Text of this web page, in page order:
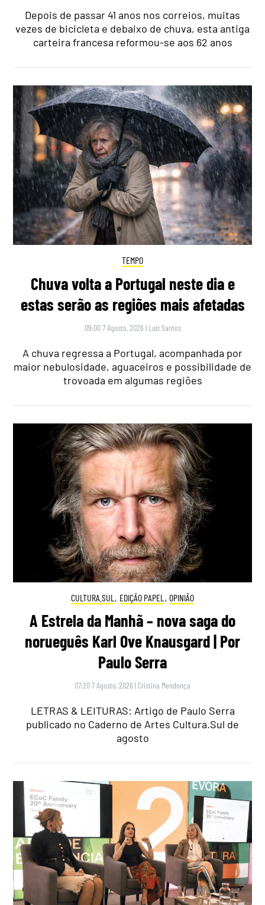
Depois de passar 41 anos nos correios, muitas
vezes de bicicleta e debaixo de chuva, esta antiga
carteira francesa reformou-se aos 62 anos
TEMPO
Chuva volta a Portugal neste dia e
estas serão as regiões mais afetadas
09:00 7 Agosto, 2026 | Luís Santos
A chuva regressa a Portugal, acompanhada por
maior nebulosidade, aguaceiros e possibilidade de
trovoada em algumas regiões
CULTURA.SUL , EDIÇÃO PAPEL , OPINIÃO
A Estrela da Manhã – nova saga do
norueguês Karl Ove Knausgard | Por
Paulo Serra
07:20 7 Agosto, 2026 | Cristina Mendonça
LETRAS & LEITURAS: Artigo de Paulo Serra
publicado no Caderno de Artes Cultura.Sul de
agosto